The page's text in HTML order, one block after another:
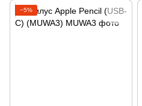
−5%